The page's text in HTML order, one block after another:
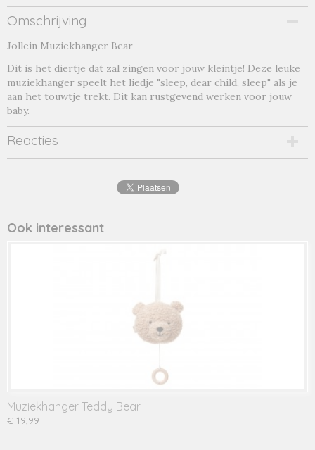
Productcode
bear
Productcode leverancier
Omschrijving
Jollein Muziekhanger Bear
Dit is het diertje dat zal zingen voor jouw kleintje! Deze leuke
muziekhanger speelt het liedje "sleep, dear child, sleep" als je
aan het touwtje trekt. Dit kan rustgevend werken voor jouw
baby.
Reacties
Ook interessant
Muziekhanger Teddy Bear
€ 19,99